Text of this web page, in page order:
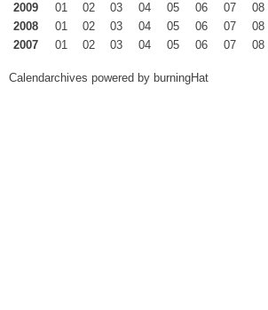
2009
01 02 03 04 05 06 07 08
2008
01 02 03 04 05 06 07 08
2007
01 02 03 04 05 06 07 08
Calendarchives powered by burningHat